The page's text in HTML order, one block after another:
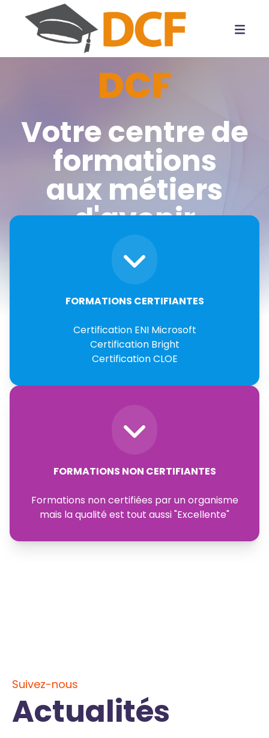
DCF
Votre centre de
formations
aux métiers
d'avenir
FORMATIONS CERTIFIANTES
Certification ENI Microsoft
Certification Bright
Certification CLOE
FORMATIONS NON CERTIFIANTES
Formations non certifiées par un organisme
mais la qualité est tout aussi "Excellente"
Suivez-nous
Actualités